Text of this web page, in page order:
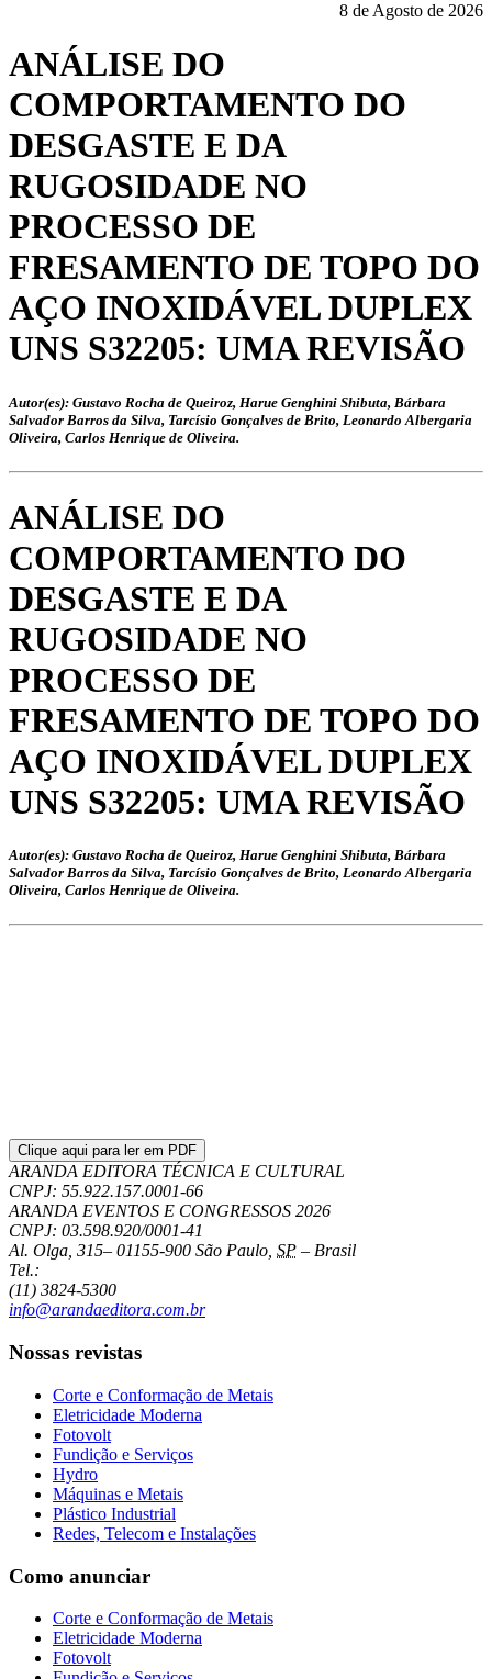
8 de Agosto de 2026
ANÁLISE DO
COMPORTAMENTO DO
DESGASTE E DA
RUGOSIDADE NO
PROCESSO DE
FRESAMENTO DE TOPO DO
AÇO INOXIDÁVEL DUPLEX
UNS S32205: UMA REVISÃO
Autor(es): Gustavo Rocha de Queiroz, Harue Genghini Shibuta, Bárbara
Salvador Barros da Silva, Tarcísio Gonçalves de Brito, Leonardo Albergaria
Oliveira, Carlos Henrique de Oliveira.
ANÁLISE DO
COMPORTAMENTO DO
DESGASTE E DA
RUGOSIDADE NO
PROCESSO DE
FRESAMENTO DE TOPO DO
AÇO INOXIDÁVEL DUPLEX
UNS S32205: UMA REVISÃO
Autor(es): Gustavo Rocha de Queiroz, Harue Genghini Shibuta, Bárbara
Salvador Barros da Silva, Tarcísio Gonçalves de Brito, Leonardo Albergaria
Oliveira, Carlos Henrique de Oliveira.
Clique aqui para ler em PDF
ARANDA EDITORA TÉCNICA E CULTURAL
CNPJ: 55.922.157.0001-66
ARANDA EVENTOS E CONGRESSOS 2026
CNPJ: 03.598.920/0001-41
Al. Olga, 315– 01155-900 São Paulo, SP – Brasil
Tel.:
(11) 3824-5300
info@arandaeditora.com.br
Nossas revistas
Corte e Conformação de Metais
Eletricidade Moderna
Fotovolt
Fundição e Serviços
Hydro
Máquinas e Metais
Plástico Industrial
Redes, Telecom e Instalações
Como anunciar
Corte e Conformação de Metais
Eletricidade Moderna
Fotovolt